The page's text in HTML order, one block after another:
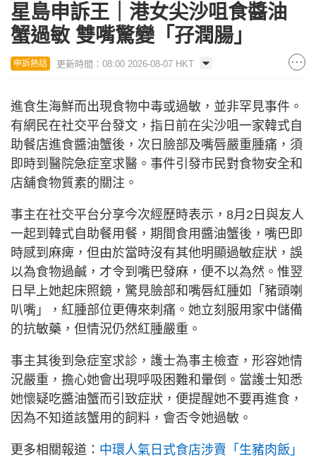
星島申訴王｜港女尖沙咀食醬油
蟹過敏 雙嘴驚變「孖潤腸」
申訴熱話 更新時間：08:00 2026-08-07 HKT
進食生海鮮而出現食物中毒或過敏，並非罕見事件。
有網民在社交平台發文，指日前在尖沙咀一家韓式自
助餐店進食醬油蟹後，次日臉部及嘴唇嚴重腫痛，須
即時到醫院急症室求醫。事件引發市民對食物安全和
店舖食物質素的關注。
事主在社交平台分享今次經歷時表示，8月2日與友人
一起到韓式自助餐用餐，期間食用醬油蟹後，嘴巴即
時感到麻痺，但由於當時沒有其他明顯過敏症狀，誤
以為食物過鹹，才令到嘴巴發麻，便不以為然。惟翌
日早上她起床照鏡，驚見臉部和嘴唇紅腫如「豬頭喇
叭嘴」，紅腫部位更傳來刺痛。她立刻服用家中儲備
的抗敏藥，但情況仍然紅腫嚴重。
事主其後到急症室求診，護士為事主檢查，形容她情
況嚴重，擔心她會出現呼吸困難和暈倒。當護士知悉
她懷疑吃醬油蟹而引致症狀，便提醒她不要再進食，
因為不知道該蟹用的飼料，會否令她過敏。
更多相關報道： 中環人氣日式食店涉賣「生豬肉飯」